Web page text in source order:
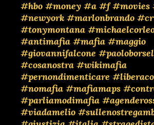
#hbo #money #a #f #movies
#newyork #marlonbrando
#tonymontana
#antimafia #mafia #maggio
#giovannifalcone
#cosanostra #wikimafia
#pernondimenticare
#nomafia #mafiamaps
#parliamodimafia
#viadamelio